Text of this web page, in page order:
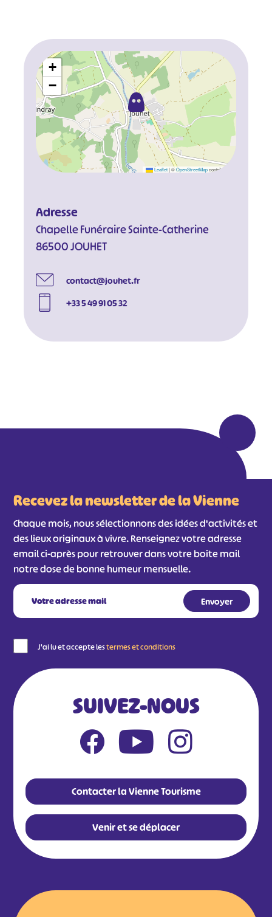
+
−
Leaflet |©OpenStreetMapcontributors
Adresse
Chapelle Funéraire Sainte-Catherine
86500 JOUHET
contact@jouhet.fr
+33 5 49 91 05 32
Recevez la newsletter de la Vienne
Chaque mois, nous sélectionnons des idées d'activités et
des lieux originaux à vivre. Renseignez votre adresse
email ci-après pour retrouver dans votre boîte mail
notre dose de bonne humeur mensuelle.
J'ai lu et accepte lestermes et conditions
SUIVEZ-NOUS
Contacter la Vienne Tourisme
Venir et se déplacer
#
#